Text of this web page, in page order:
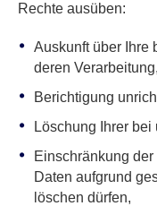
Rechte ausüben:
Auskunft über Ihre
deren Verarbeitung,
Berichtigung
Löschung Ihrer
Einschränkung
Daten aufgrund
löschen dürfen,